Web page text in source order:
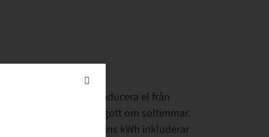
för att producera el från
landskapet på gott om soltimmar.
genererade solenergins kWh inkluderar